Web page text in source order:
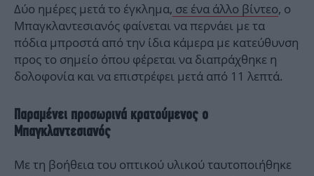
Δύο ημέρες μετά το έγκλημα, σε ένα άλλο βίντεο, ο
Μπαγκλαντεσιανός φαίνεται να περνάει με τα
πόδια μπροστά από την ίδια κάμερα με κατεύθυνση
προς το σημείο όπου φέρεται να διαπράχθηκε η
δολοφονία και να επιστρέφει μετά από 11 λεπτά.
Παραμένει προσωρινά κρατούμενος ο
Μπαγκλαντεσιανός
Με τη βοήθεια του οπτικού υλικού ταυτοποιήθηκε